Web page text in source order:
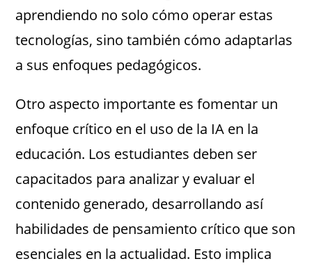
aprendiendo no solo cómo operar estas
tecnologías, sino también cómo adaptarlas
a sus enfoques pedagógicos.
Otro aspecto importante es fomentar un
enfoque crítico en el uso de la IA en la
educación. Los estudiantes deben ser
capacitados para analizar y evaluar el
contenido generado, desarrollando así
habilidades de pensamiento crítico que son
esenciales en la actualidad. Esto implica